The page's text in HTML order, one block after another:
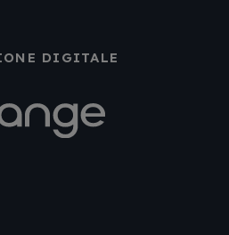
DIGITALE